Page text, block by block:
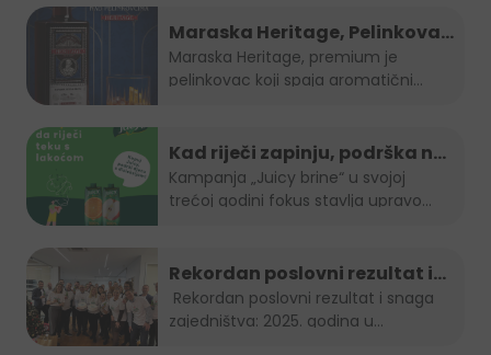
Maraska Heritage, Pelinkovac
nad Pelinkovcima
Maraska Heritage, premium je
pelinkovac koji spaja aromatični
Kad riječi zapinju, podrška ne
smije: "Juicy brine" otvara
temu disleksije
Kampanja „Juicy brine“ u svojoj
trećoj godini fokus stavlja upravo...
Rekordan poslovni rezultat i
snaga zajedništva: 2025.
godina u Boreasu
zajedništva: 2025. godina u...